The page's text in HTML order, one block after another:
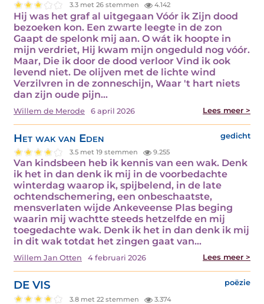
3.3 met 26 stemmen 4.142
Hij was het graf al uitgegaan Vóór ik Zijn dood
bezoeken kon. Een zwarte leegte in de zon
Gaapt de spelonk mij aan. O wát ik hoopte in
mijn verdriet, Hij kwam mijn ongeduld nog vóór.
Maar, Die ik door de dood verloor Vind ik ook
levend niet. De olijven met de lichte wind
Verzilvren in de zonneschijn, Waar 't hart niets
dan zijn oude pijn…
Willem de Merode 6 april 2026 Lees meer >
Het wak van Eden gedicht
3.5 met 19 stemmen 9.255
Van kindsbeen heb ik kennis van een wak. Denk
ik het in dan denk ik mij in de voorbedachte
winterdag waarop ik, spijbelend, in de late
ochtendschemering, een onbeschaatste,
mensverlaten wijde Ankeveense Plas beging
waarin mij wachtte steeds hetzelfde en mij
toegedachte wak. Denk ik het in dan denk ik mij
in dit wak totdat het zingen gaat van…
Willem Jan Otten 4 februari 2026 Lees meer >
DE VIS poëzie
3.8 met 22 stemmen 3.374